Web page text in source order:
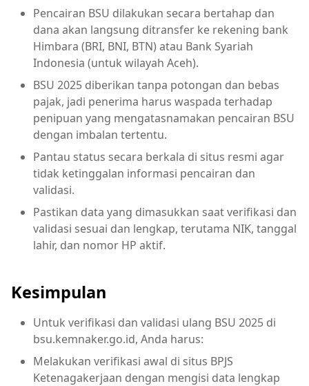
Pencairan BSU dilakukan secara bertahap dan
dana akan langsung ditransfer ke rekening bank
Himbara (BRI, BNI, BTN) atau Bank Syariah
Indonesia (untuk wilayah Aceh).
BSU 2025 diberikan tanpa potongan dan bebas
pajak, jadi penerima harus waspada terhadap
penipuan yang mengatasnamakan pencairan BSU
dengan imbalan tertentu.
Pantau status secara berkala di situs resmi agar
tidak ketinggalan informasi pencairan dan
validasi.
Pastikan data yang dimasukkan saat verifikasi dan
validasi sesuai dan lengkap, terutama NIK, tanggal
lahir, dan nomor HP aktif.
Kesimpulan
Untuk verifikasi dan validasi ulang BSU 2025 di
bsu.kemnaker.go.id, Anda harus:
Melakukan verifikasi awal di situs BPJS
Ketenagakerjaan dengan mengisi data lengkap